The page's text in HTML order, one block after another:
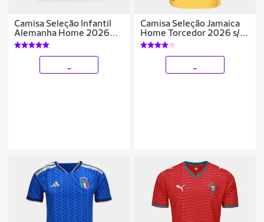
Camisa Seleção Infantil
Alemanha Home 2026
s/n Torcedor Adidas
Camisa Seleção Jamaica
Home Torcedor 2026 s/n
Adidas Feminina